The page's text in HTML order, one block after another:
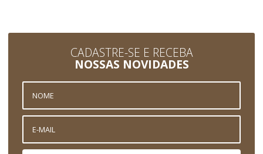
CADASTRE-SE E RECEBA
NOSSAS NOVIDADES